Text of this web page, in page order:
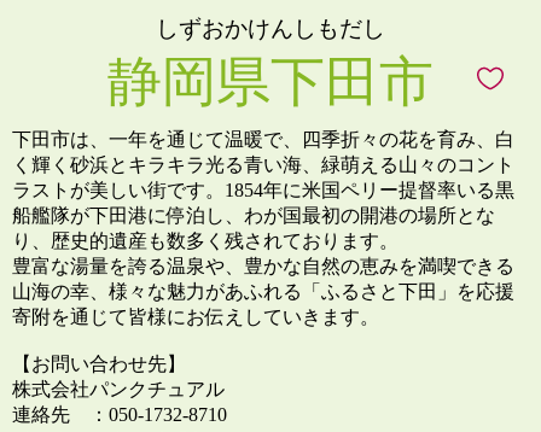
しずおかけんしもだし
静岡県下田市
下田市は、一年を通じて温暖で、四季折々の花を育み、白
く輝く砂浜とキラキラ光る青い海、緑萌える山々のコント
ラストが美しい街です。1854年に米国ペリー提督率いる黒
船艦隊が下田港に停泊し、わが国最初の開港の場所とな
り、歴史的遺産も数多く残されております。
豊富な湯量を誇る温泉や、豊かな自然の恵みを満喫できる
山海の幸、様々な魅力があふれる「ふるさと下田」を応援
寄附を通じて皆様にお伝えしていきます。
【お問い合わせ先】
株式会社パンクチュアル
連絡先 ：050-1732-8710